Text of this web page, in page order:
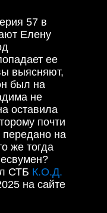
57 в
Елену
ее
выясняют,
был на
не
оставила
почти
передано на
же тогда
СТБ К.О.Д.
на сайте